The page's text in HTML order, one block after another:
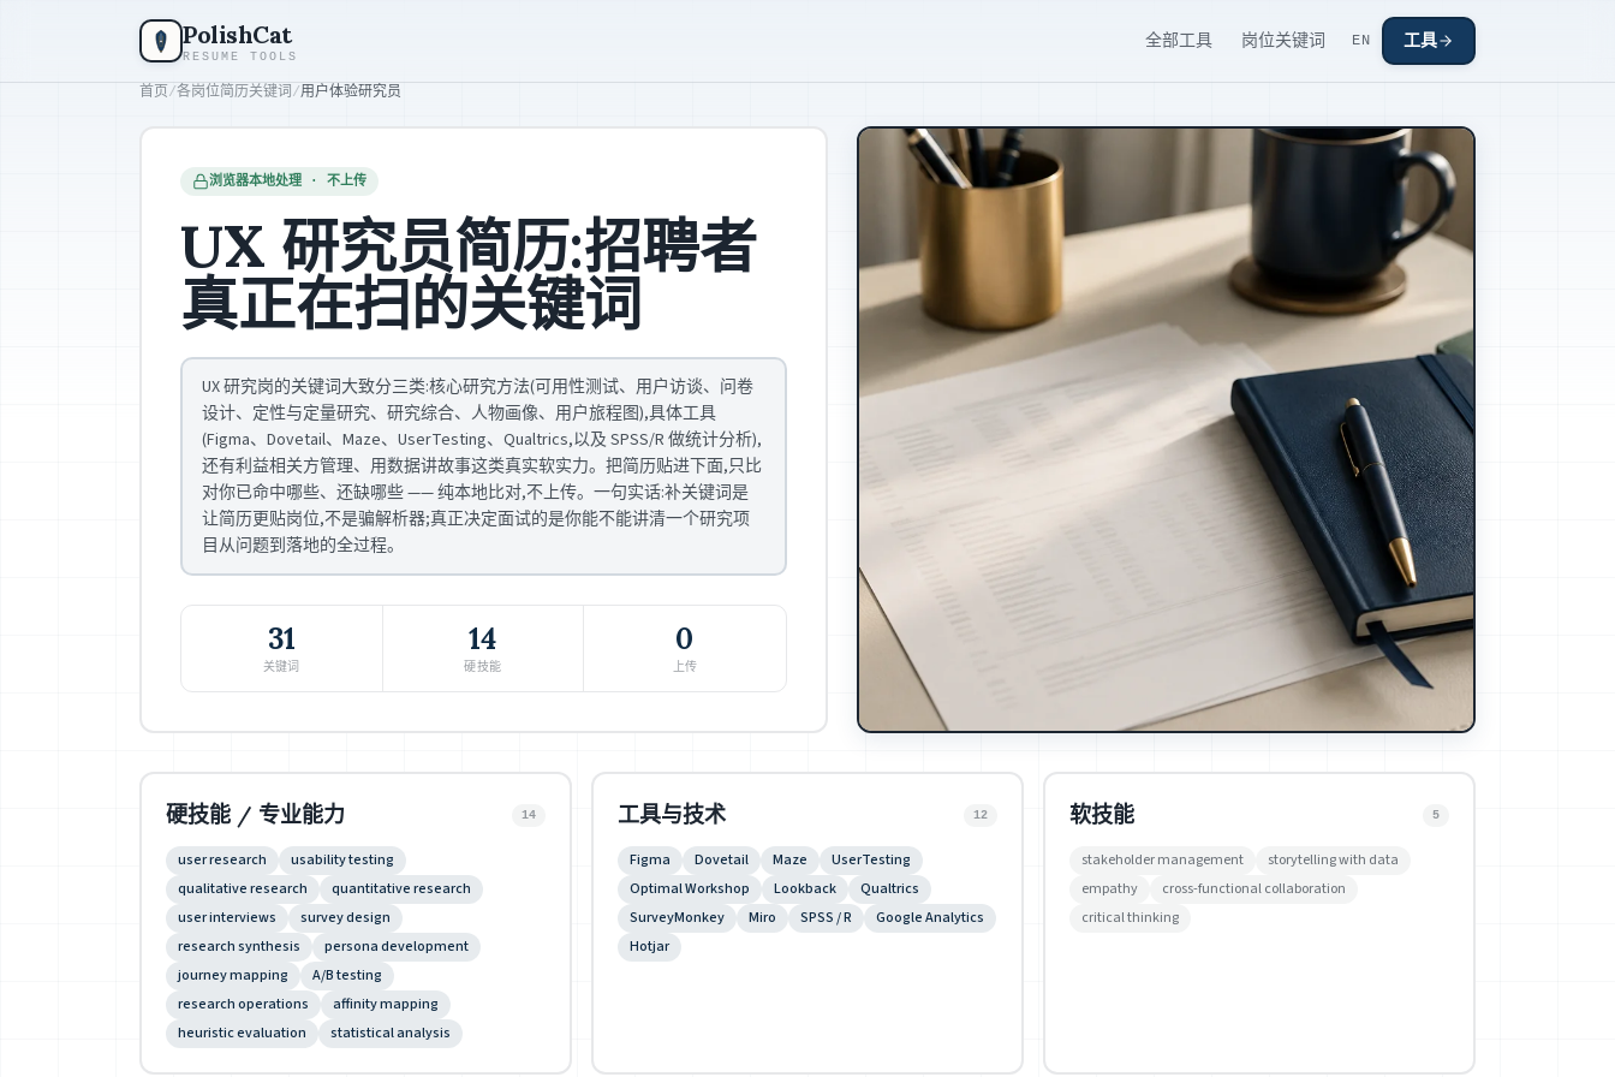
PolishCat
RESUME TOOLS
全部工具 岗位关键词 EN 工具
首页/各岗位简历关键词 /用户体验研究员
浏览器本地处理 · 不上传
UX 研究员简历:招聘者
真正在扫的关键词
UX 研究岗的关键词大致分三类:核心研究方法(可用性测试、用户访谈、问卷
设计、定性与定量研究、研究综合、人物画像、用户旅程图),具体工具
(Figma、Dovetail、Maze、UserTesting、Qualtrics,以及 SPSS/R 做统计分析),
还有利益相关方管理、用数据讲故事这类真实软实力。把简历贴进下面,只比
对你已命中哪些、还缺哪些 —— 纯本地比对,不上传。一句实话:补关键词是
让简历更贴岗位,不是骗解析器;真正决定面试的是你能不能讲清一个研究项
目从问题到落地的全过程。
31
关键词
14
硬技能
0
上传
硬技能 / 专业能力 14
user research
usability testing
qualitative research
quantitative research
user interviews
survey design
research synthesis
persona development
journey mapping
A/B testing
research operations
affinity mapping
heuristic evaluation
statistical analysis
工具与技术 12
Figma Dovetail Maze
UserTesting
Optimal Workshop
Lookback
Qualtrics
SurveyMonkey
Miro SPSS / R
Google Analytics
Hotjar
软技能 5
stakeholder management
storytelling with data
empathy
cross-functional collaboration
critical thinking